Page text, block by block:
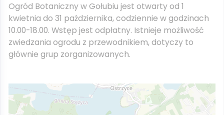
Ogród Botaniczny w Gołubiu jest otwarty od 1
kwietnia do 31 października, codziennie w godzinach
10.00-18.00. Wstęp jest odpłatny. Istnieje możliwość
zwiedzania ogrodu z przewodnikiem, dotyczy to
głównie grup zorganizowanych.